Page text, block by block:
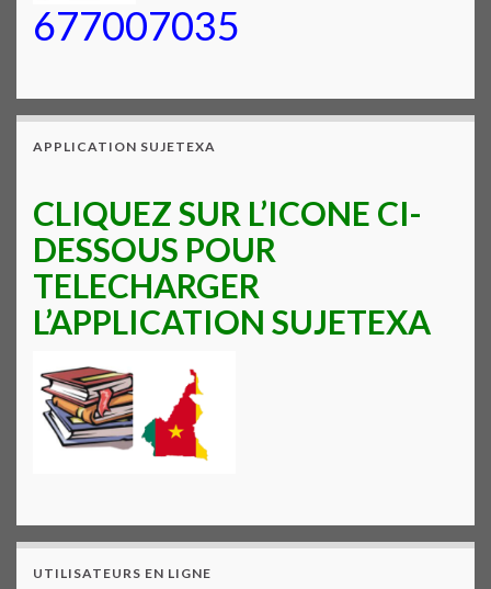
677007035
APPLICATION SUJETEXA
CLIQUEZ SUR L’ICONE CI-
DESSOUS POUR
TELECHARGER
L’APPLICATION SUJETEXA
UTILISATEURS EN LIGNE